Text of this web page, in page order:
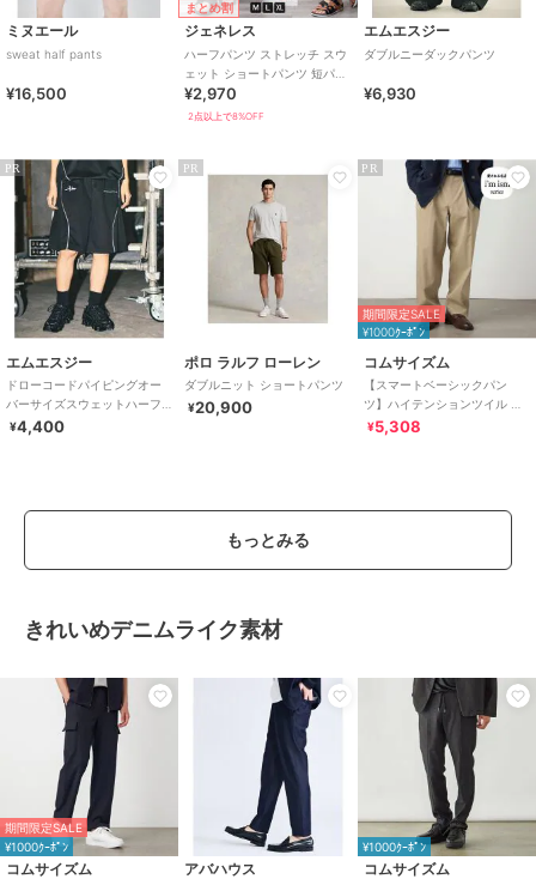
ミヌエール
sweat half pants
¥16,500
まとめ割
ジェネレス
ハーフパンツ ストレッチ スウ
ェット ショートパンツ 短パン
大きいサイズ 涼しい ショーパ
ン
¥2,970
2点以上で8%OFF
エムエスジー
ダブルニーダックパンツ
¥6,930
PR
エムエスジー
ドローコードパイピングオー
バーサイズスウェットハーフ
パンツ
¥4,400
PR
ポロ ラルフ ローレン
ダブルニット ショートパンツ
¥20,900
PR
期間限定SALE
¥1000ｸｰﾎﾟﾝ
コムサイズム
【スマートベーシックパン
ツ】ハイテンションツイル ワ
イドテーパードパンツ
¥5,308
もっとみる
きれいめデニムライク素材
期間限定SALE
¥1000ｸｰﾎﾟﾝ
コムサイズム アバハウス
¥1000ｸｰﾎﾟﾝ
コムサイズム